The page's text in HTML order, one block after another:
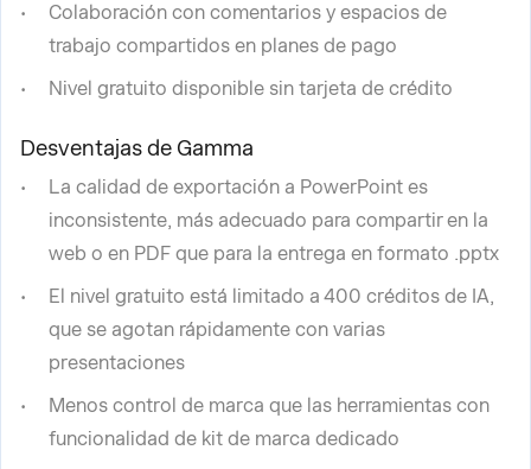
Colaboración con comentarios y espacios de
trabajo compartidos en planes de pago
Nivel gratuito disponible sin tarjeta de crédito
Desventajas de Gamma
La calidad de exportación a PowerPoint es
inconsistente, más adecuado para compartir en la
web o en PDF que para la entrega en formato .pptx
El nivel gratuito está limitado a 400 créditos de IA,
que se agotan rápidamente con varias
presentaciones
Menos control de marca que las herramientas con
funcionalidad de kit de marca dedicado